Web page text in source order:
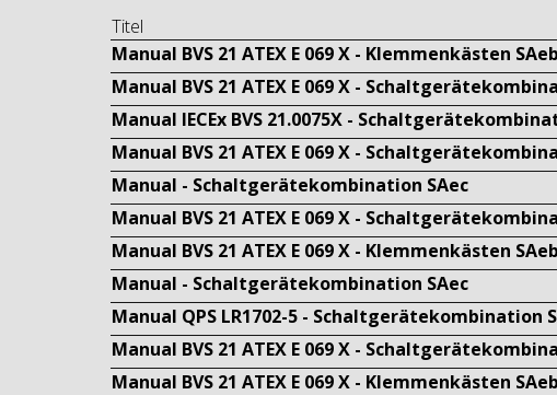
Titel
Manual BVS 21 ATEX E 069 X - Klemmenkästen
Manual BVS 21 ATEX E 069 X -
Manual IECEx BVS 21.0075X -
Manual BVS 21 ATEX E 069 X -
Manual - Schaltgerätekombination SAec
Manual BVS 21 ATEX E 069 X -
Manual BVS 21 ATEX E 069 X - Klemmenkästen
Manual - Schaltgerätekombination SAec
Manual QPS LR1702-5 - Schaltgerätekombination
Manual BVS 21 ATEX E 069 X -
Manual BVS 21 ATEX E 069 X - Klemmenkästen